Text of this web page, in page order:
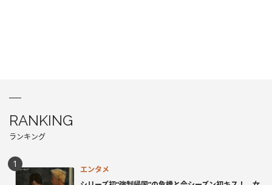
RANKING
ランキング
エンタメ